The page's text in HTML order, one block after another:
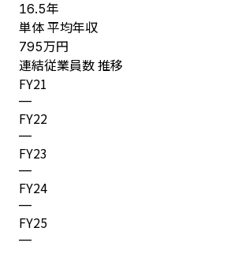
16.5年
単体 平均年収
795万円
連結従業員数 推移
FY21
—
FY22
—
FY23
—
FY24
—
FY25
—